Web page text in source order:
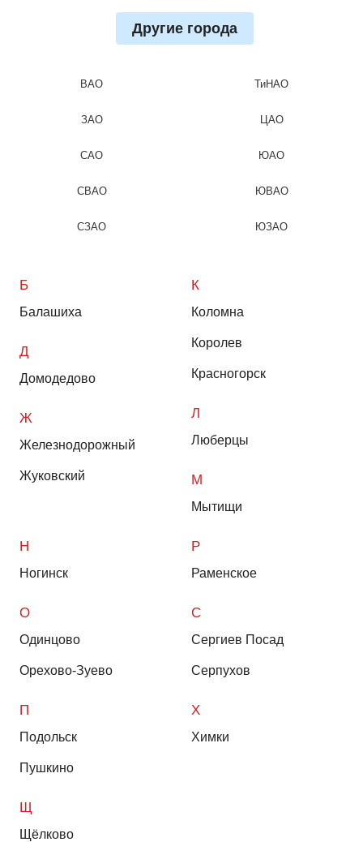
Другие города
ВАО
ЗАО
САО
СВАО
СЗАО
ТиНАО
ЦАО
ЮАО
ЮВАО
ЮЗАО
Б
Балашиха
Д
Домодедово
Ж
Железнодорожный
Жуковский
К
Коломна
Королев
Красногорск
Л
Люберцы
М
Мытищи
Н
Ногинск
О
Одинцово
Орехово-Зуево
П
Подольск
Пушкино
Р
Раменское
С
Сергиев Посад
Серпухов
Х
Химки
Щ
Щёлково